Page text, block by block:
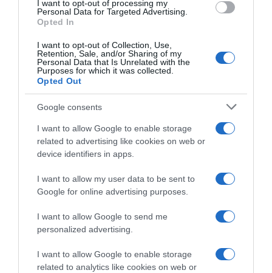
I want to opt-out of processing my
Personal Data for Targeted Advertising.
Opted In
I want to opt-out of Collection, Use,
Retention, Sale, and/or Sharing of my
Personal Data that Is Unrelated with the
Purposes for which it was collected.
Opted Out
Google consents
I want to allow Google to enable storage
related to advertising like cookies on web or
device identifiers in apps.
I want to allow my user data to be sent to
Google for online advertising purposes.
I want to allow Google to send me
personalized advertising.
I want to allow Google to enable storage
related to analytics like cookies on web or
Detalles del producto
Categoría
Agua y refrescos
Subcategoría
Agua
Supermercado
02 Jul 2022